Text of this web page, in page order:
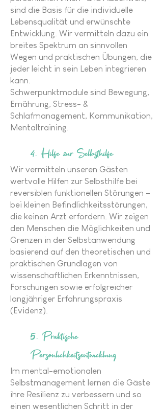
sind die Basis für die individuelle
Lebensqualität und erwünschte
Entwicklung. Wir vermitteln dazu ein
breites Spektrum an sinnvollen
Wegen und praktischen Übungen, die
jeder leicht in sein Leben integrieren
kann.
Schwerpunktmodule sind Bewegung,
Ernährung, Stress- &
Schlafmanagement, Kommunikation,
Mentaltraining.
4. Hilfe zur Selbsthilfe
Wir vermitteln unseren Gästen
wertvolle Hilfen zur Selbsthilfe bei
reversiblen funktionellen Störungen –
bei kleinen Befindlichkeitsstörungen,
die keinen Arzt erfordern. Wir zeigen
den Menschen die Möglichkeiten und
Grenzen in der Selbstanwendung
basierend auf den theoretischen und
praktischen Grundlagen von
wissenschaftlichen Erkenntnissen,
Forschungen sowie erfolgreicher
langjähriger Erfahrungspraxis
(Evidenz).
5. Praktische
Persönlichkeitsentwicklung
Im mental-emotionalen
Selbstmanagement lernen die Gäste
ihre Resilienz zu verbessern und so
einen wesentlichen Schritt in der